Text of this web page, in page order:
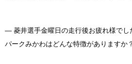
― 菱井選手金曜日の走行後お疲れ様でし
パークみかわはどんな特徴がありますか